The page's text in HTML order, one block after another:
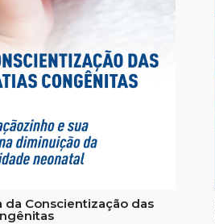
da Conscientização das